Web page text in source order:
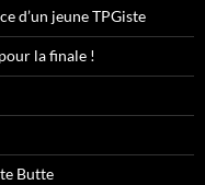
d’un jeune TPGiste
la finale !
Butte